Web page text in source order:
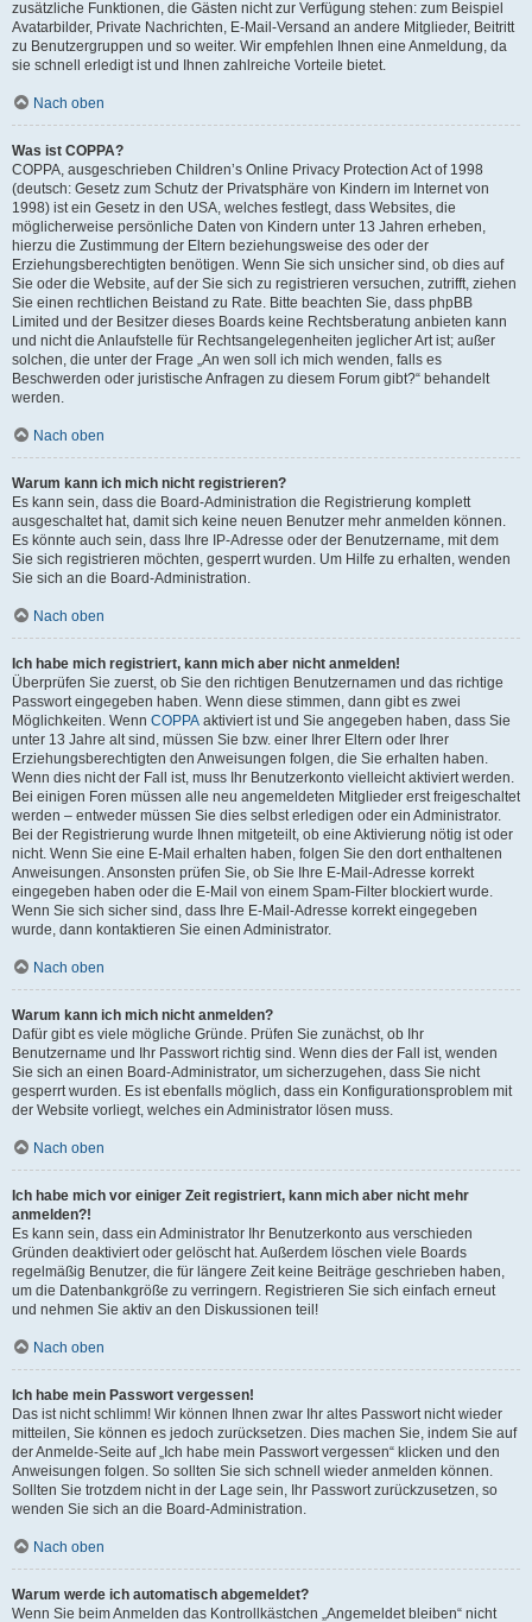
zusätzliche Funktionen, die Gästen nicht zur Verfügung stehen: zum Beispiel
Avatarbilder, Private Nachrichten, E-Mail-Versand an andere Mitglieder, Beitritt
zu Benutzergruppen und so weiter. Wir empfehlen Ihnen eine Anmeldung, da
sie schnell erledigt ist und Ihnen zahlreiche Vorteile bietet.
Nach oben
Was ist COPPA?
COPPA, ausgeschrieben Children’s Online Privacy Protection Act of 1998
(deutsch: Gesetz zum Schutz der Privatsphäre von Kindern im Internet von
1998) ist ein Gesetz in den USA, welches festlegt, dass Websites, die
möglicherweise persönliche Daten von Kindern unter 13 Jahren erheben,
hierzu die Zustimmung der Eltern beziehungsweise des oder der
Erziehungsberechtigten benötigen. Wenn Sie sich unsicher sind, ob dies auf
Sie oder die Website, auf der Sie sich zu registrieren versuchen, zutrifft, ziehen
Sie einen rechtlichen Beistand zu Rate. Bitte beachten Sie, dass phpBB
Limited und der Besitzer dieses Boards keine Rechtsberatung anbieten kann
und nicht die Anlaufstelle für Rechtsangelegenheiten jeglicher Art ist; außer
solchen, die unter der Frage „An wen soll ich mich wenden, falls es
Beschwerden oder juristische Anfragen zu diesem Forum gibt?“ behandelt
werden.
Nach oben
Warum kann ich mich nicht registrieren?
Es kann sein, dass die Board-Administration die Registrierung komplett
ausgeschaltet hat, damit sich keine neuen Benutzer mehr anmelden können.
Es könnte auch sein, dass Ihre IP-Adresse oder der Benutzername, mit dem
Sie sich registrieren möchten, gesperrt wurden. Um Hilfe zu erhalten, wenden
Sie sich an die Board-Administration.
Nach oben
Ich habe mich registriert, kann mich aber nicht anmelden!
Überprüfen Sie zuerst, ob Sie den richtigen Benutzernamen und das richtige
Passwort eingegeben haben. Wenn diese stimmen, dann gibt es zwei
Möglichkeiten. Wenn COPPA aktiviert ist und Sie angegeben haben, dass Sie
unter 13 Jahre alt sind, müssen Sie bzw. einer Ihrer Eltern oder Ihrer
Erziehungsberechtigten den Anweisungen folgen, die Sie erhalten haben.
Wenn dies nicht der Fall ist, muss Ihr Benutzerkonto vielleicht aktiviert werden.
Bei einigen Foren müssen alle neu angemeldeten Mitglieder erst freigeschaltet
werden – entweder müssen Sie dies selbst erledigen oder ein Administrator.
Bei der Registrierung wurde Ihnen mitgeteilt, ob eine Aktivierung nötig ist oder
nicht. Wenn Sie eine E-Mail erhalten haben, folgen Sie den dort enthaltenen
Anweisungen. Ansonsten prüfen Sie, ob Sie Ihre E-Mail-Adresse korrekt
eingegeben haben oder die E-Mail von einem Spam-Filter blockiert wurde.
Wenn Sie sich sicher sind, dass Ihre E-Mail-Adresse korrekt eingegeben
wurde, dann kontaktieren Sie einen Administrator.
Nach oben
Warum kann ich mich nicht anmelden?
Dafür gibt es viele mögliche Gründe. Prüfen Sie zunächst, ob Ihr
Benutzername und Ihr Passwort richtig sind. Wenn dies der Fall ist, wenden
Sie sich an einen Board-Administrator, um sicherzugehen, dass Sie nicht
gesperrt wurden. Es ist ebenfalls möglich, dass ein Konfigurationsproblem mit
der Website vorliegt, welches ein Administrator lösen muss.
Nach oben
Ich habe mich vor einiger Zeit registriert, kann mich aber nicht mehr
anmelden?!
Es kann sein, dass ein Administrator Ihr Benutzerkonto aus verschieden
Gründen deaktiviert oder gelöscht hat. Außerdem löschen viele Boards
regelmäßig Benutzer, die für längere Zeit keine Beiträge geschrieben haben,
um die Datenbankgröße zu verringern. Registrieren Sie sich einfach erneut
und nehmen Sie aktiv an den Diskussionen teil!
Nach oben
Ich habe mein Passwort vergessen!
Das ist nicht schlimm! Wir können Ihnen zwar Ihr altes Passwort nicht wieder
mitteilen, Sie können es jedoch zurücksetzen. Dies machen Sie, indem Sie auf
der Anmelde-Seite auf „Ich habe mein Passwort vergessen“ klicken und den
Anweisungen folgen. So sollten Sie sich schnell wieder anmelden können.
Sollten Sie trotzdem nicht in der Lage sein, Ihr Passwort zurückzusetzen, so
wenden Sie sich an die Board-Administration.
Nach oben
Warum werde ich automatisch abgemeldet?
Wenn Sie beim Anmelden das Kontrollkästchen „Angemeldet bleiben“ nicht